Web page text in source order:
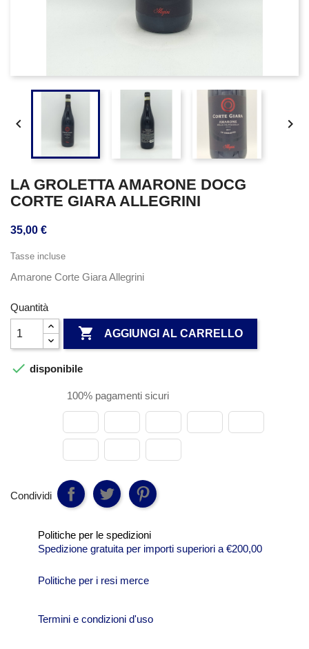
 
LA GROLETTA AMARONE DOCG
CORTE GIARA ALLEGRINI
35,00 €
Tasse incluse
Amarone Corte Giara Allegrini
Quantità
 AGGIUNGI AL CARRELLO
 disponibile
100% pagamenti sicuri
Condividi
Politiche per le spedizioni
Spedizione gratuita per importi superiori a €200,00
Politiche per i resi merce
Termini e condizioni d'uso